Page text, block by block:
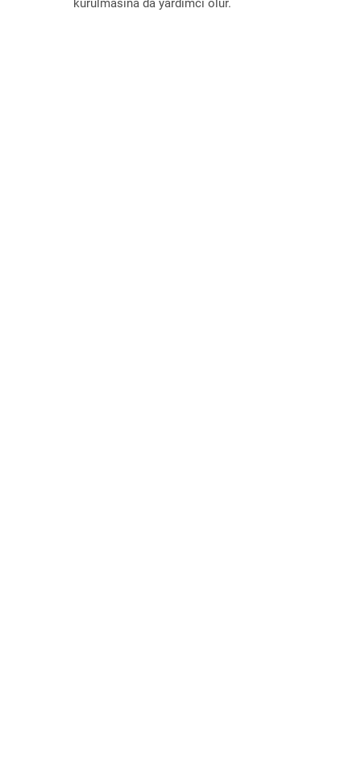
kurulmasına da yardımcı olur.